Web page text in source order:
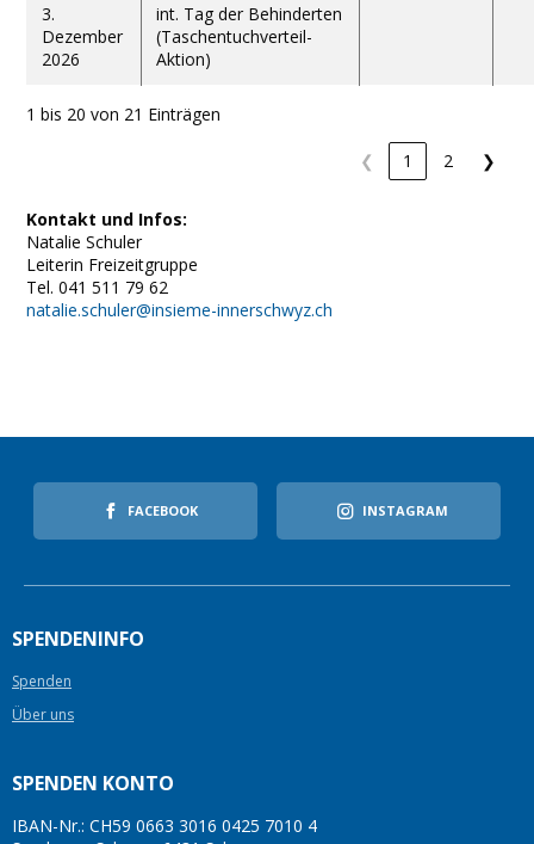
3.
Dezember
2026
int. Tag der Behinderten
(Taschentuchverteil-
Aktion)
1 bis 20 von 21 Einträgen
❮ 1 2 ❯
Kontakt und Infos:
Natalie Schuler
Leiterin Freizeitgruppe
Tel. 041 511 79 62
natalie.schuler@insieme-innerschwyz.ch
FACEBOOK INSTAGRAM
SPENDENINFO
Spenden
Über uns
SPENDEN KONTO
IBAN-Nr.: CH59 0663 3016 0425 7010 4